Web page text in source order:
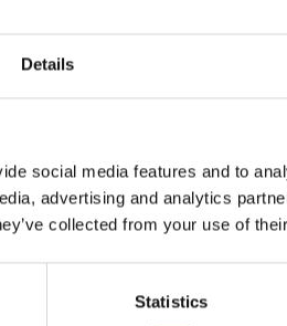
Details
social media features and to
advertising and analytics
collected from your use of
Statistics
acardo
an Verve Group
ergänzt das